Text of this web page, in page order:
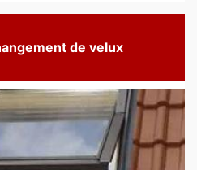
de velux